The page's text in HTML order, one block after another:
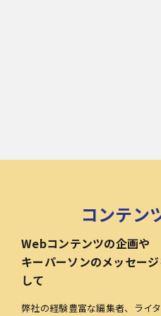
コンテン
Webコンテンツの企画や
キーパーソンのメッセー
して
弊社の経験豊富な編集者、ライ